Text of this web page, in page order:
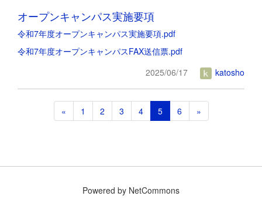
オープンキャンパス実施要項
令和7年度オープンキャンパス実施要項.pdf
令和7年度オープンキャンパスFAX送信票.pdf
2025/06/17
katosho
« 1 2 3 4 5 6 »
Powered by NetCommons